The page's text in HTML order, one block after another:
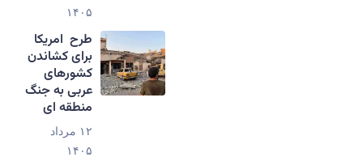
۱۴۰۵
طرح امریکا
برای کشاندن
کشورهای
عربی به جنگ
منطقه ای
۱۲ مرداد
۱۴۰۵